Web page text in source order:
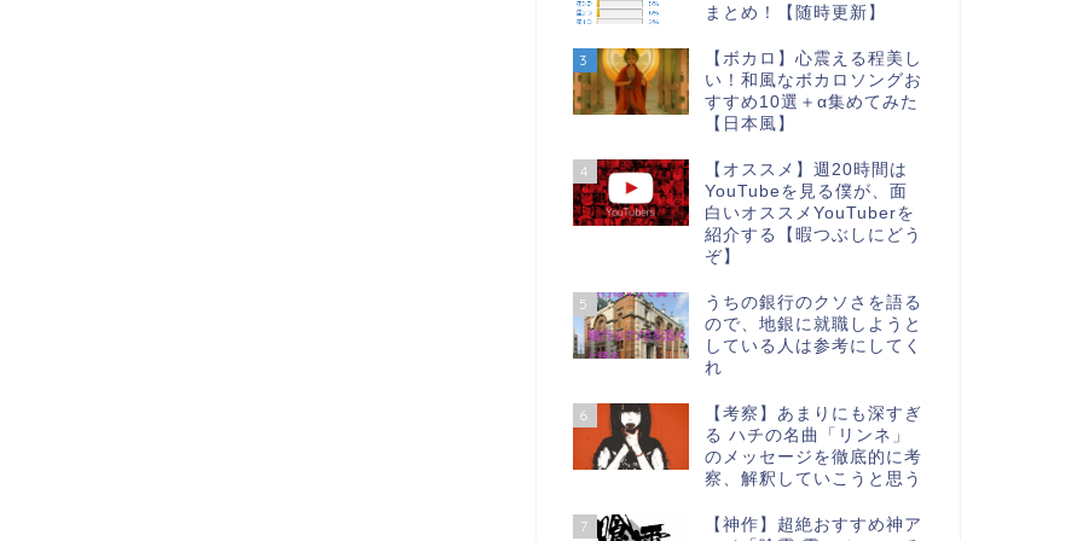
まとめ！【随時更新】
3
【ボカロ】心震える程美し
い！和風なボカロソングお
すすめ10選＋α集めてみた
【日本風】
4
【オススメ】週20時間は
YouTubeを見る僕が、面
白いオススメYouTuberを
紹介する【暇つぶしにどう
ぞ】
5
うちの銀行のクソさを語る
ので、地銀に就職しようと
している人は参考にしてく
れ
6
【考察】あまりにも深すぎ
る ハチの名曲「リンネ」
のメッセージを徹底的に考
察、解釈していこうと思う
7
【神作】超絶おすすめ神ア